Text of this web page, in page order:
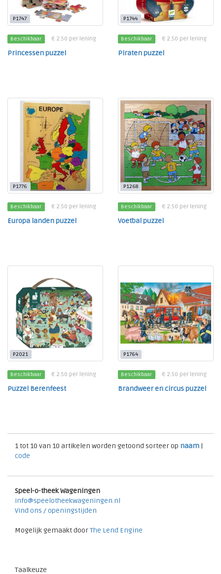
P1747
Beschikbaar € 2.50 per lening
Princessen puzzel
P1744
Beschikbaar € 2.50 per lening
Piraten puzzel
P1776
Beschikbaar € 2.50 per lening
Europa landen puzzel
P1268
Beschikbaar € 2.50 per lening
Voetbal puzzel
P2021
Beschikbaar € 2.50 per lening
Puzzel Berenfeest
P1764
Beschikbaar € 2.50 per lening
Brandweer en circus puzzel
1 tot 10 van 10 artikelen worden getoond sorteer op naam |
code
Speel-o-theek Wageningen
info@speelotheekwageningen.nl
Vind ons / openingstijden
Mogelijk gemaakt doorThe Lend Engine
Taalkeuze